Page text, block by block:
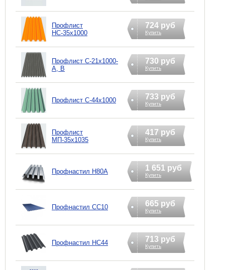
Профлист
НС-35х1000
724 руб
Купить
Профлист С-21х1000-
А, В
730 руб
Купить
Профлист С-44х1000 733 руб
Купить
Профлист
МП-35х1035
417 руб
Купить
Профнастил H80A 1 651 руб
Купить
Профнастил CC10 665 руб
Купить
Профнастил HC44 713 руб
Купить